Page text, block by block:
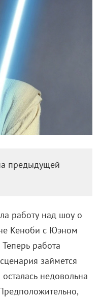
предыдущей
работу над шоу о
Кеноби с Юэном
работа
займется
недовольна